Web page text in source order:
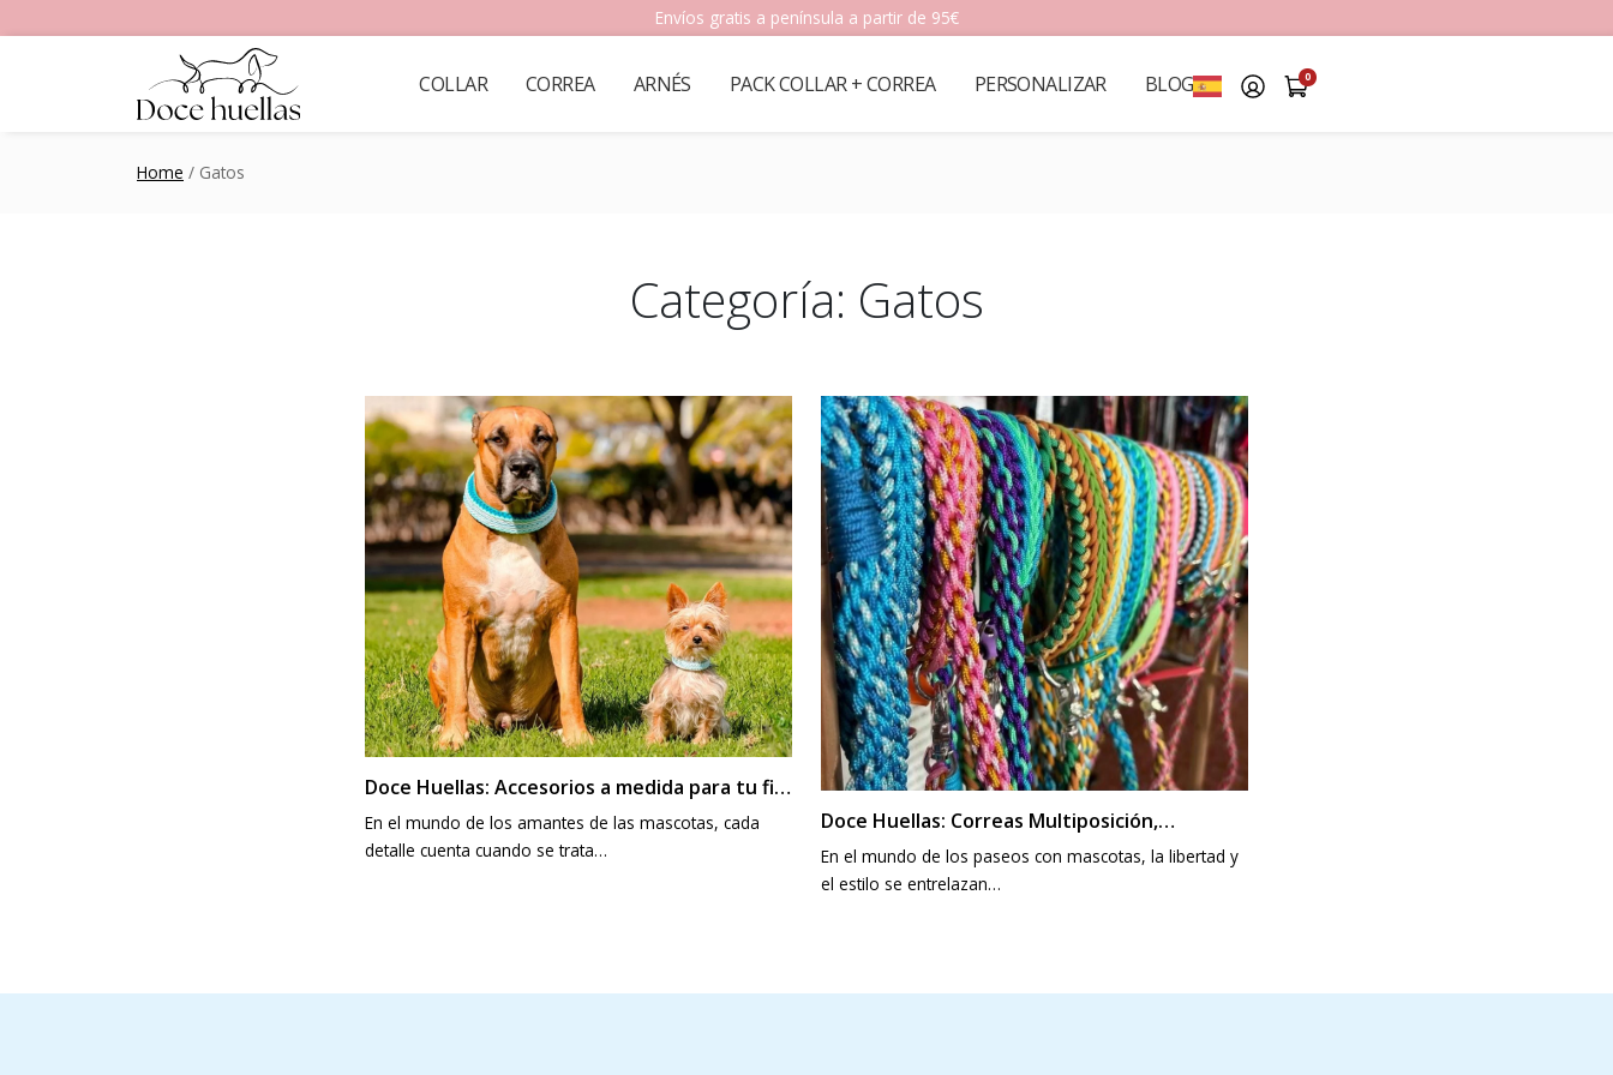
Envíos gratis a península a partir de 95€
COLLAR CORREA ARNÉS PACK COLLAR + CORREA PERSONALIZAR BLOG 0
Home / Gatos
Categoría: Gatos
Doce Huellas: Accesorios a medida para tu fiel
compañero
En el mundo de los amantes de las mascotas, cada
detalle cuenta cuando se trata…
Doce Huellas: Correas Multiposición,
Coloridas y Versátiles para Paseos
Inolvidables
En el mundo de los paseos con mascotas, la libertad y
el estilo se entrelazan…